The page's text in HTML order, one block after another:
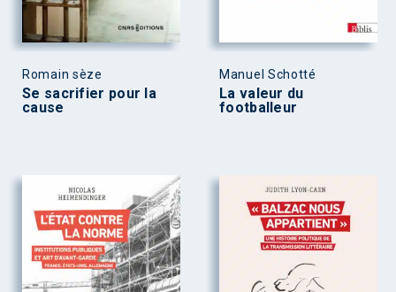
Romain sèze
Se sacrifier pour la
cause
Manuel Schotté
La valeur du
footballeur